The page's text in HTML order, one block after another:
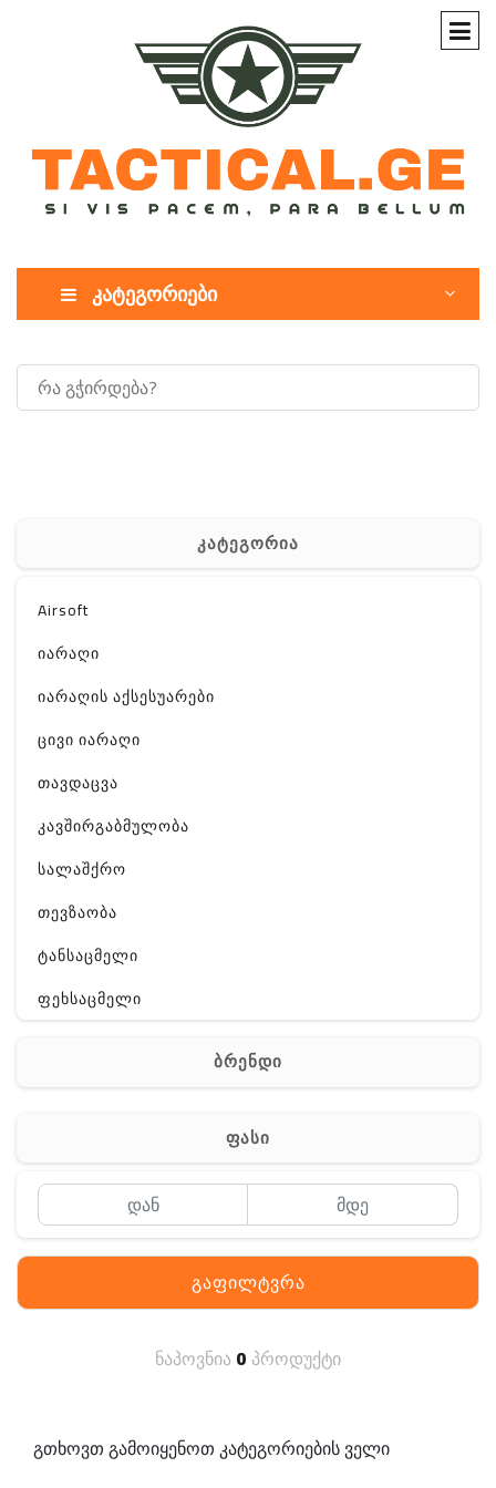
კატეგორიები
კატეგორია
Airsoft
იარაღი
იარაღის აქსესუარები
ცივი იარაღი
თავდაცვა
კავშირგაბმულობა
სალაშქრო
თევზაობა
ტანსაცმელი
ფეხსაცმელი
აქსესუარები
Off-Road
ბრენდი
ფასი
გაფილტვრა
ნაპოვნია0 პროდუქტი
გთხოვთ გამოიყენოთ კატეგორიების ველი